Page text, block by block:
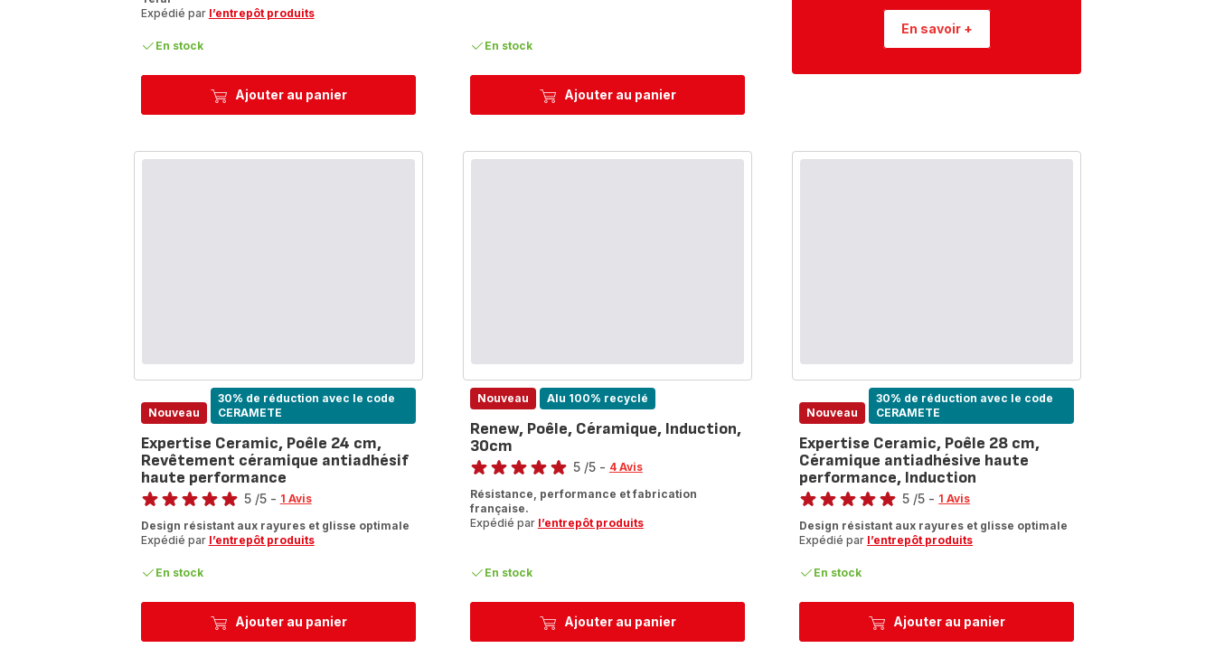
Ajouter au panier
étoiles
Expédié par l’entrepôt produits
En stock
Ajouter au panier
En stock
En savoir +
Ajouter au panier
Nouveau
30% de réduction avec le code
CERAMETE
Expertise Ceramic, Poêle 24 cm,
Revêtement céramique antiadhésif
haute performance
Note
5
étoiles
(moyenne)
5 /5 - 1 Avis
Design résistant aux rayures et glisse optimale
Expédié par l’entrepôt produits
En stock
Ajouter au panier
Nouveau Alu 100% recyclé
Renew, Poêle, Céramique, Induction,
30cm
Note
5
étoiles
5 /5 - 4 Avis
Résistance, performance et fabrication
française.
Expédié par l’entrepôt produits
En stock
Ajouter au panier
Nouveau
30% de réduction avec le code
CERAMETE
Expertise Ceramic, Poêle 28 cm,
Céramique antiadhésive haute
performance, Induction
Note
5
étoiles
(moyenne)
5 /5 - 1 Avis
Design résistant aux rayures et glisse optimale
Expédié par l’entrepôt produits
En stock